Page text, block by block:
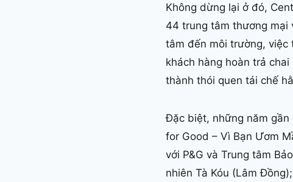
Không dừng lại ở đó,
44 trung tâm thương mại
tâm đến môi trường, việc
khách hàng hoàn trả
thành thói quen tái chế
Đặc biệt, những năm gần
for Good – Vì Bạn Ươm
với P&G và Trung tâm
nhiên Tà Kóu (Lâm